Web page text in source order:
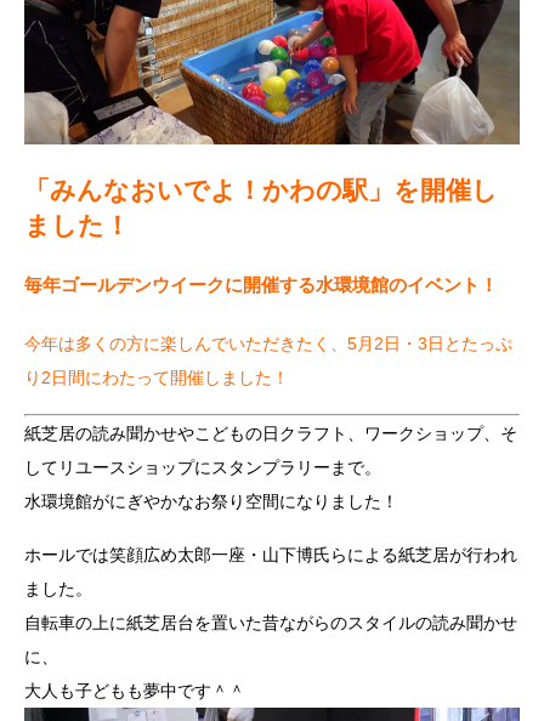
「みんなおいでよ！かわの駅」を開催し
ました！
毎年ゴールデンウイークに開催する水環境館のイベント！
今年は多くの方に楽しんでいただきたく、5月2日・3日とたっぷ
り2日間にわたって開催しました！
紙芝居の読み聞かせやこどもの日クラフト、ワークショップ、そ
してリユースショップにスタンプラリーまで。
水環境館がにぎやかなお祭り空間になりました！
ホールでは笑顔広め太郎一座・山下博氏らによる紙芝居が行われ
ました。
自転車の上に紙芝居台を置いた昔ながらのスタイルの読み聞かせ
に、
大人も子どもも夢中です＾＾